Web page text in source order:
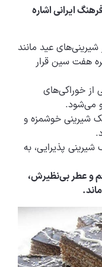
ایرانی اشاره
شیرینی‌های عید مانند
هفت سین قرار
از خوراکی‌های
می‌شود.
شیرینی خوشمزه و
پذیرایی، به
و عطر بی‌نظیرش،